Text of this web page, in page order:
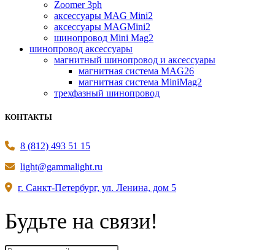
Zoomer 3ph
аксессуары MAG Mini2
аксессуары MAGMini2
шинопровод Mini Mag2
шинопровод аксессуары
магнитный шинопровод и аксессуары
магнитная система MAG26
магнитная система MiniMag2
трехфазный шинопровод
КОНТАКТЫ
8 (812) 493 51 15
light@gammalight.ru
г. Санкт-Петербург, ул. Ленина, дом 5
Будьте на связи!